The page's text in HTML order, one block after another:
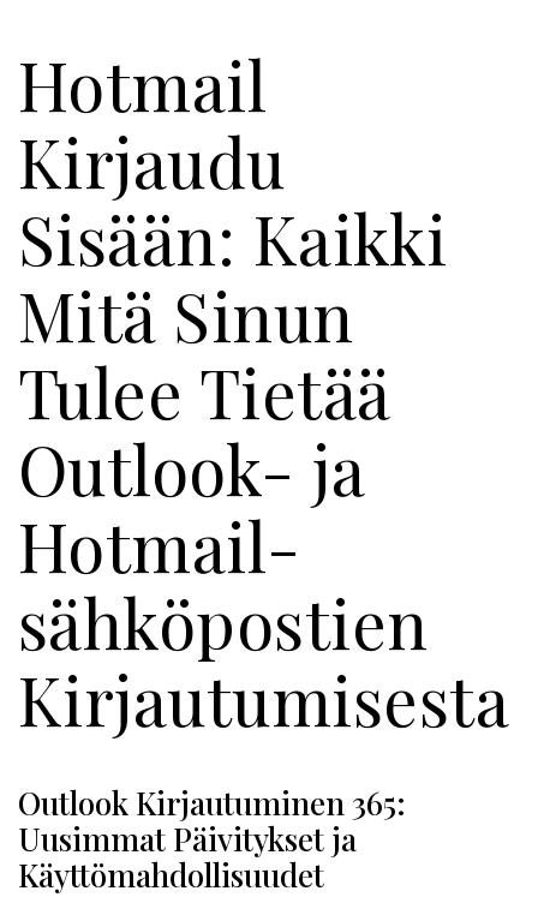
Hotmail
Kirjaudu
Sisään: Kaikki
Mitä Sinun
Tulee Tietää
Outlook- ja
Hotmail-
sähköpostien
Kirjautumisesta
Outlook Kirjautuminen 365:
Uusimmat Päivitykset ja
Käyttömahdollisuudet